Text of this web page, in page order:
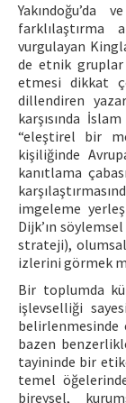
Yakındoğu’da
farklılaştırma
vurgulayan
de etnik gruplar
etmesi dikkat
dillendiren
karşısında
“eleştirel bir
kişiliğinde
kanıtlama
imgeleme
Dijk’ın
strateji),
izlerini görmek
Bir toplumda
işlevselliği
belirlenmesinde
bazen
tayininde bir
temel
bireysel,